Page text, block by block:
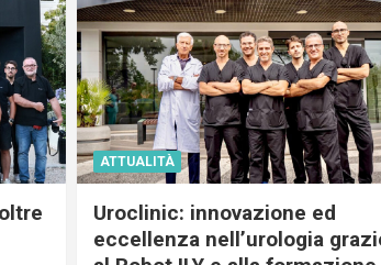
ATTUALITÀ
Uroclinic: innovazione ed
eccellenza nell’urologia